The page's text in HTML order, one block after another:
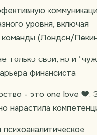
уровня, включая
(Лондон/
только свои, но и
финансиста
- это one love ❤️.
нарастила